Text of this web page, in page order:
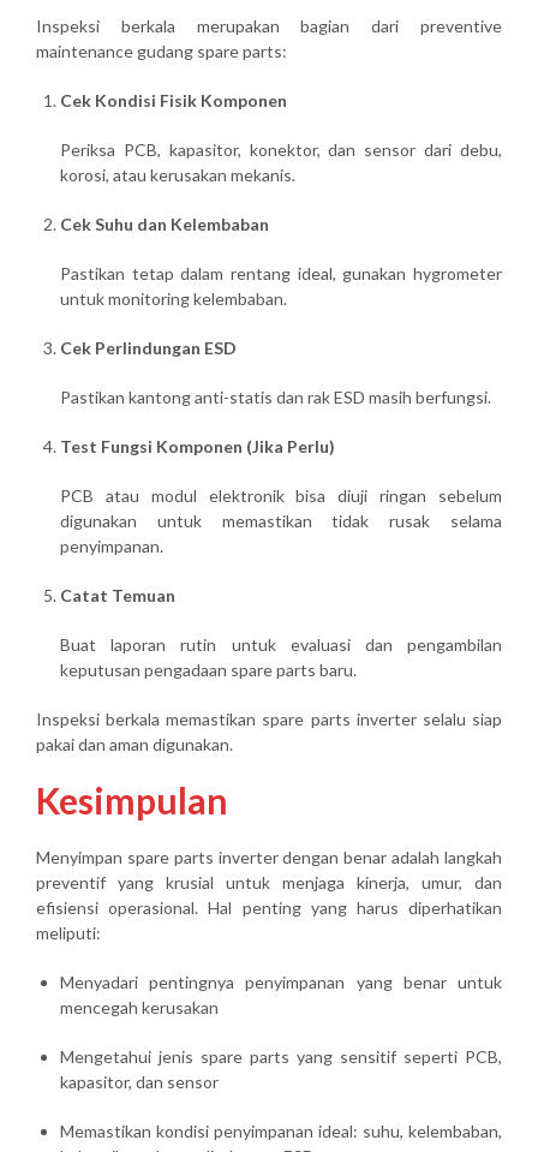
Inspeksi berkala merupakan bagian dari preventive
maintenance gudang spare parts:
Cek Kondisi Fisik Komponen
Periksa PCB, kapasitor, konektor, dan sensor dari debu,
korosi, atau kerusakan mekanis.
Cek Suhu dan Kelembaban
Pastikan tetap dalam rentang ideal, gunakan hygrometer
untuk monitoring kelembaban.
Cek Perlindungan ESD
Pastikan kantong anti-statis dan rak ESD masih berfungsi.
Test Fungsi Komponen (Jika Perlu)
PCB atau modul elektronik bisa diuji ringan sebelum
digunakan untuk memastikan tidak rusak selama
penyimpanan.
Catat Temuan
Buat laporan rutin untuk evaluasi dan pengambilan
keputusan pengadaan spare parts baru.
Inspeksi berkala memastikan spare parts inverter selalu siap
pakai dan aman digunakan.
Kesimpulan
Menyimpan spare parts inverter dengan benar adalah langkah
preventif yang krusial untuk menjaga kinerja, umur, dan
efisiensi operasional. Hal penting yang harus diperhatikan
meliputi:
Menyadari pentingnya penyimpanan yang benar untuk
mencegah kerusakan
Mengetahui jenis spare parts yang sensitif seperti PCB,
kapasitor, dan sensor
Memastikan kondisi penyimpanan ideal: suhu, kelembaban,